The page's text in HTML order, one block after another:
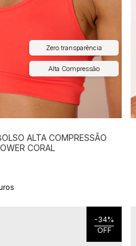
Alta Compressão
Zero transparência
ALTA COMPRESSÃO
CORAL
-34%
OFF